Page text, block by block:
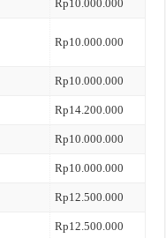
Rp10.000.000
Rp10.000.000
Rp10.000.000
Rp14.200.000
Rp10.000.000
Rp10.000.000
Rp12.500.000
Rp12.500.000